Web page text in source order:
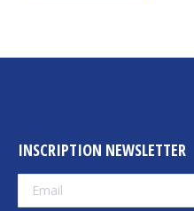
INSCRIPTION NEWSLETTER